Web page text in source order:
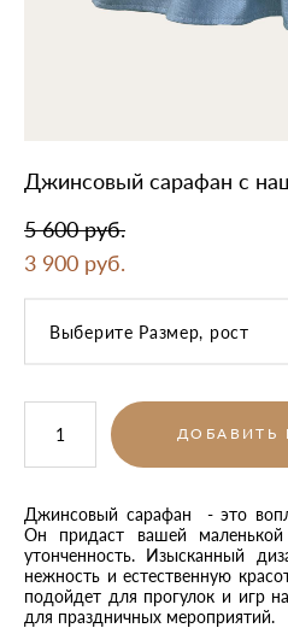
Джинсовый сарафан с
5 600 pуб.
3 900 pуб.
Выберите Размер, рост
ДОБАВИТЬ
Джинсовый сарафан - это
Он придаст вашей
утонченность. Изысканный
нежность и естественную
подойдет для прогулок и игр
для праздничных мероприятий.